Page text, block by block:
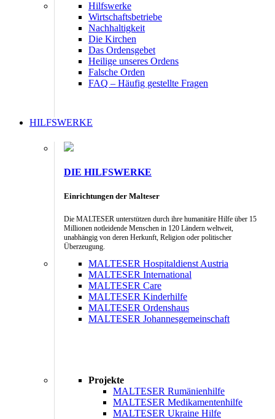
Hilfswerke
Wirtschaftsbetriebe
Nachhaltigkeit
Die Kirchen
Das Ordensgebet
Heilige unseres Ordens
Falsche Orden
FAQ – Häufig gestellte Fragen
HILFSWERKE
DIE HILFSWERKE
Einrichtungen der Malteser
Die MALTESER unterstützen durch ihre humanitäre Hilfe über 15
Millionen notleidende Menschen in 120 Ländern weltweit,
unabhängig von deren Herkunft, Religion oder politischer
Überzeugung.
MALTESER Hospitaldienst Austria
MALTESER International
MALTESER Care
MALTESER Kinderhilfe
MALTESER Ordenshaus
MALTESER Johannesgemeinschaft
Projekte
MALTESER Rumänienhilfe
MALTESER Medikamentenhilfe
MALTESER Ukraine Hilfe